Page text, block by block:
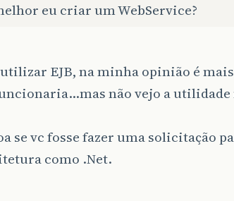
eu criar um WebService?
EJB, na minha opinião é
não vejo a utilidade
se vc fosse fazer uma solicitação
como .Net.